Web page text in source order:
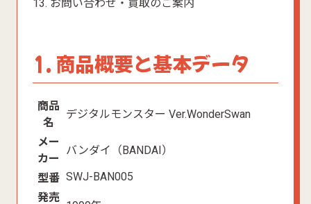
13. お問い合わせ・買取のご案内
1. 商品概要と基本データ
商品
名
デジタルモンスター Ver.WonderSwan
メー
カー
バンダイ（BANDAI）
型番 SWJ-BAN005
発売